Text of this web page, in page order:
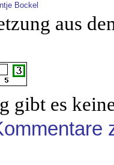
Bockel
aus
gibt es